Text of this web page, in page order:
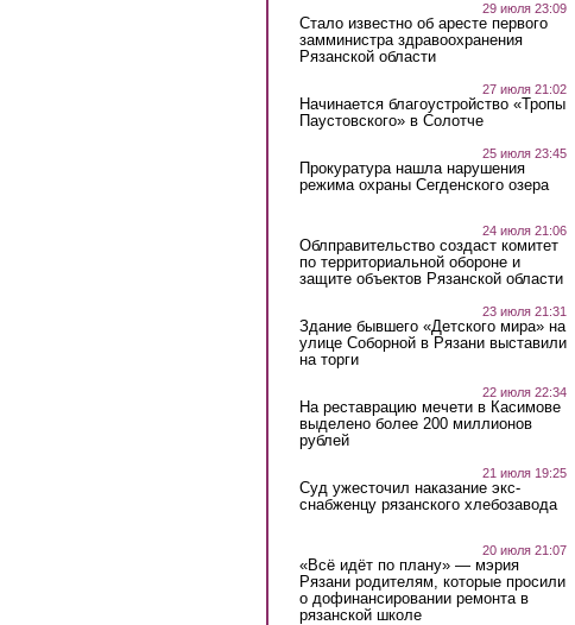
29 июля 23:09
Стало известно об аресте первого
замминистра здравоохранения
Рязанской области
27 июля 21:02
Начинается благоустройство «Тропы
Паустовского» в Солотче
25 июля 23:45
Прокуратура нашла нарушения
режима охраны Сегденского озера
24 июля 21:06
Облправительство создаст комитет
по территориальной обороне и
защите объектов Рязанской области
23 июля 21:31
Здание бывшего «Детского мира» на
улице Соборной в Рязани выставили
на торги
22 июля 22:34
На реставрацию мечети в Касимове
выделено более 200 миллионов
рублей
21 июля 19:25
Суд ужесточил наказание экс-
снабженцу рязанского хлебозавода
20 июля 21:07
«Всё идёт по плану» — мэрия
Рязани родителям, которые просили
о дофинансировании ремонта в
рязанской школе